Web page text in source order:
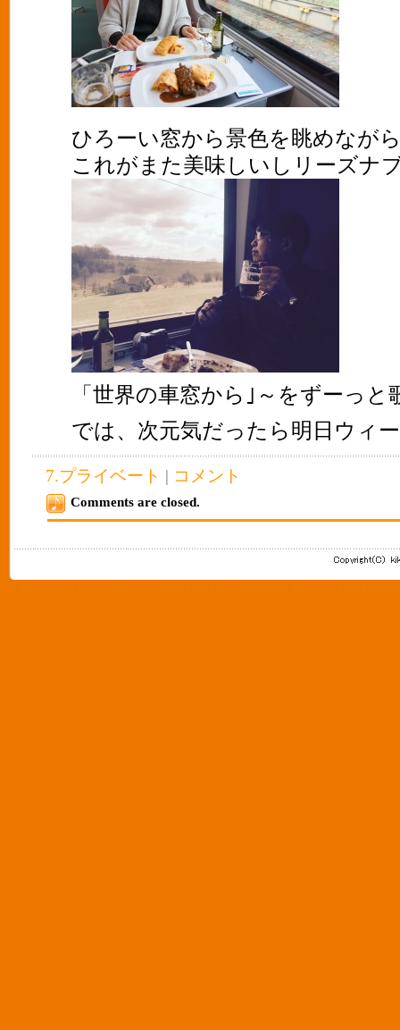
ひろーい窓から景色を眺めなが
これがまた美味しいしリーズナ
「世界の車窓から｣～をずーっ
では、次元気だったら明日ウィ
7.プライベート | コメント
Comments are closed.